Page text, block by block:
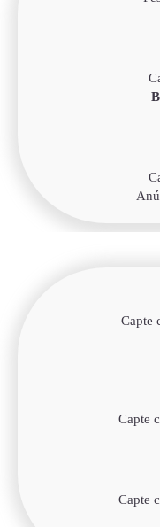
Capte
Capte
Capte